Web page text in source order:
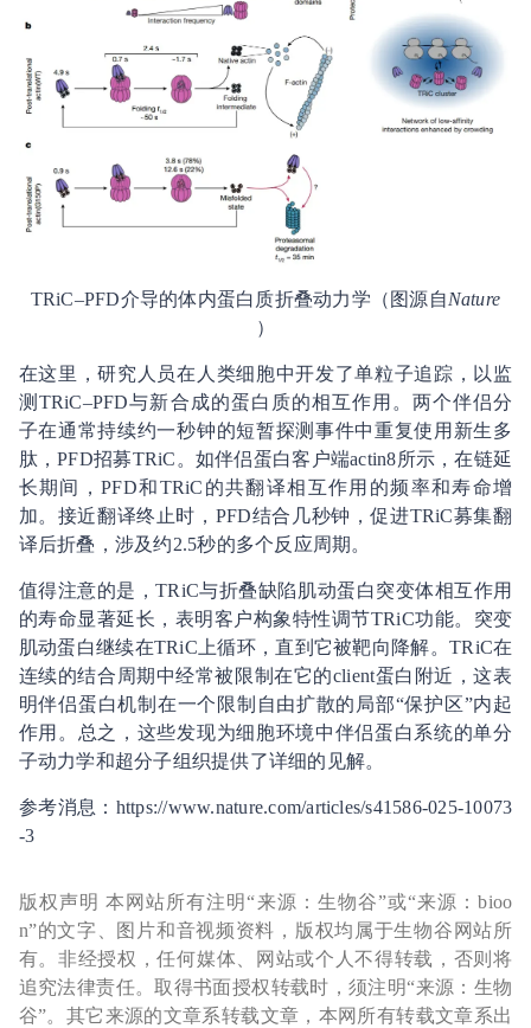
TRiC–PFD介导的体内蛋白质折叠动力学（图源自Nature
）
在这里，研究人员在人类细胞中开发了单粒子追踪，以监
测TRiC–PFD与新合成的蛋白质的相互作用。两个伴侣分
子在通常持续约一秒钟的短暂探测事件中重复使用新生多
肽，PFD招募TRiC。如伴侣蛋白客户端actin8所示，在链延
长期间，PFD和TRiC的共翻译相互作用的频率和寿命增
加。接近翻译终止时，PFD结合几秒钟，促进TRiC募集翻
译后折叠，涉及约2.5秒的多个反应周期。
值得注意的是，TRiC与折叠缺陷肌动蛋白突变体相互作用
的寿命显著延长，表明客户构象特性调节TRiC功能。突变
肌动蛋白继续在TRiC上循环，直到它被靶向降解。TRiC在
连续的结合周期中经常被限制在它的client蛋白附近，这表
明伴侣蛋白机制在一个限制自由扩散的局部“保护区”内起
作用。总之，这些发现为细胞环境中伴侣蛋白系统的单分
子动力学和超分子组织提供了详细的见解。
参考消息：https://www.nature.com/articles/s41586-025-10073
-3
版权声明 本网站所有注明“来源：生物谷”或“来源：bioo
n”的文字、图片和音视频资料，版权均属于生物谷网站所
有。非经授权，任何媒体、网站或个人不得转载，否则将
追究法律责任。取得书面授权转载时，须注明“来源：生物
谷”。其它来源的文章系转载文章，本网所有转载文章系出